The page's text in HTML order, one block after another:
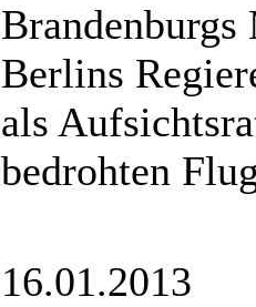
Berlins
als
bedrohten
16.01.2013